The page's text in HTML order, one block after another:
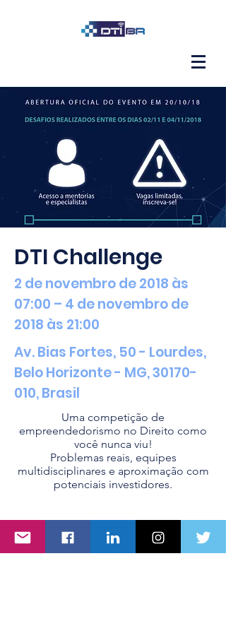
DTI Challenge
2 de novembro de 2018 às
07:00 – 4 de novembro de
2018 às 21:00
Av. Bias Fortes, 50 - Lourdes,
Belo Horizonte - MG,30170-
010, Brasil
Uma competição de
empreendedorismo no Direito como
você nunca viu!
Problemas reais, equipes
multidisciplinares e aproximação com
potenciais investidores.